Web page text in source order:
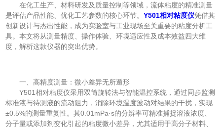
在化工生产、材料研发及质量控制等领域，流体粘度的精准测量
是评估产品性能、优化工艺参数的核心环节。Y501相对粘度仪凭借其
创新设计与杰出性能，成为实验室与工业现场至关重要的粘度分析工
具。本文将从测量精度、操作体验、环境适应性及成本效益四大维
度，解析这款仪器的突出优势。
一、高精度测量：微小差异无所遁形
Y501相对粘度仪采用双筒旋转法与智能温控系统，通过同步监测
标准液与待测液的流动阻力，消除环境温度波动对结果的干扰，实现
±0.5%的测量重复性。其0.01mPa·s的分辨率可精准捕捉溶液浓度、
分子量或添加剂变化引起的粘度微小差异，尤其适用于高分子材料、